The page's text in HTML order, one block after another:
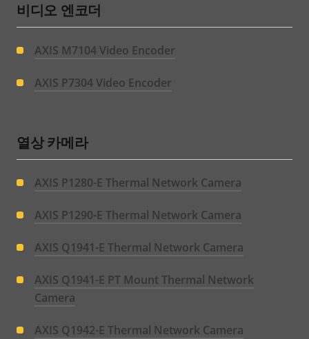
비디오 엔코더
AXIS M7104 Video Encoder
AXIS P7304 Video Encoder
열상 카메라
AXIS P1280-E Thermal Network Camera
AXIS P1290-E Thermal Network Camera
AXIS Q1941-E Thermal Network Camera
AXIS Q1941-E PT Mount Thermal Network
Camera
AXIS Q1942-E Thermal Network Camera